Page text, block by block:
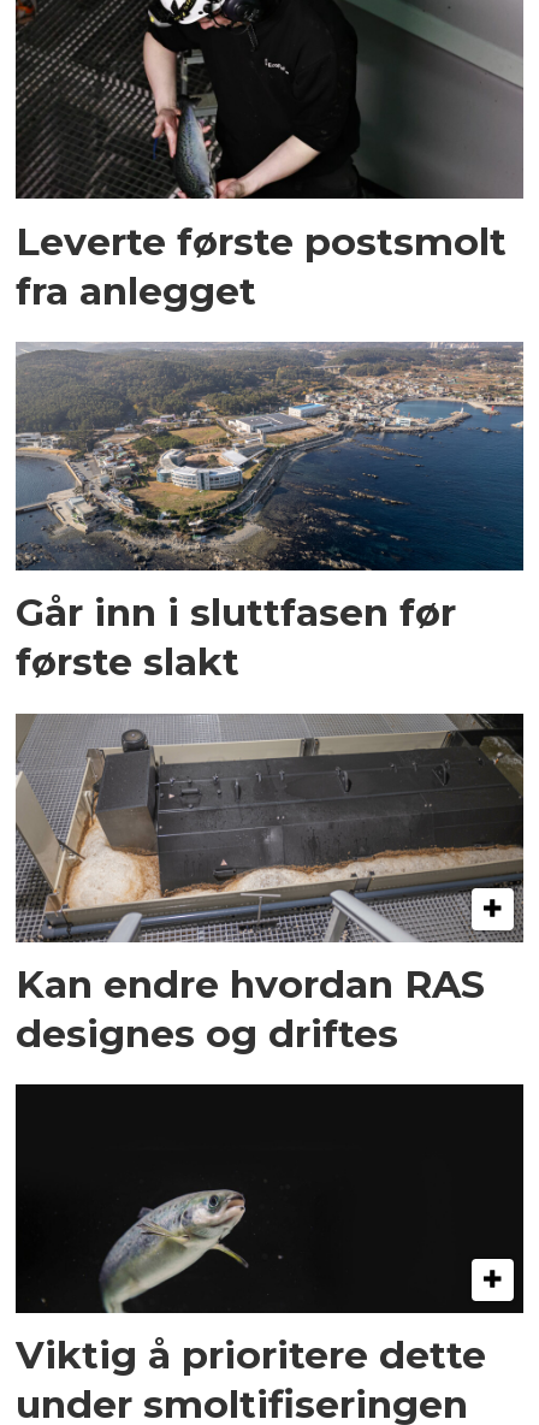
Leverte første postsmolt
fra anlegget
Går inn i sluttfasen før
første slakt
Kan endre hvordan RAS
designes og driftes
Viktig å prioritere dette
under smoltifiseringen